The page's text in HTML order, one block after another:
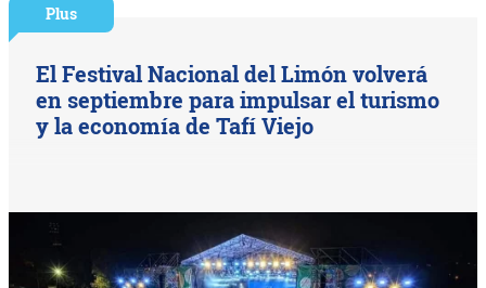
Plus
El Festival Nacional del Limón volverá
en septiembre para impulsar el turismo
y la economía de Tafí Viejo